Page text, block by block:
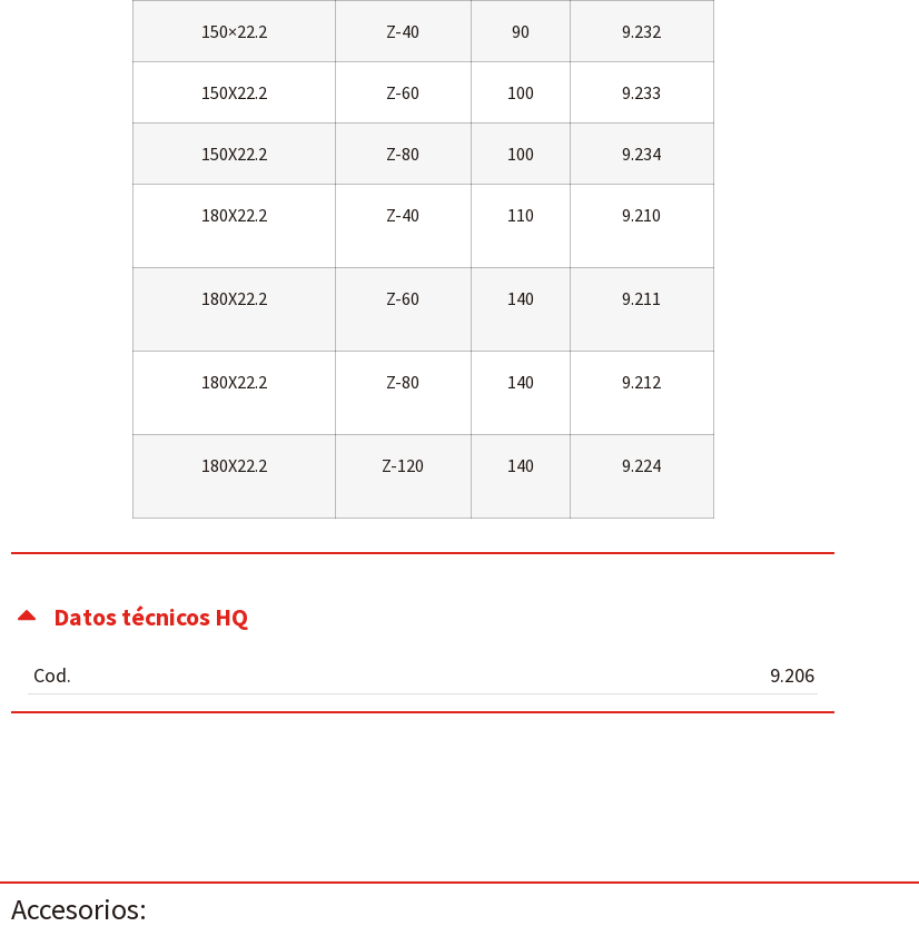
150×22.2 Z-40 90 9.232
150X22.2 Z-60 100 9.233
150X22.2 Z-80 100 9.234
180X22.2 Z-40 110 9.210
180X22.2 Z-60 140 9.211
180X22.2 Z-80 140 9.212
180X22.2 Z-120 140 9.224
Datos técnicos HQ
Cod. 9.206
Accesorios: